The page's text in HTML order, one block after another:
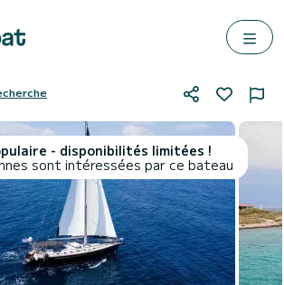
- disponibilités limitées !
sont intéressées par ce bateau